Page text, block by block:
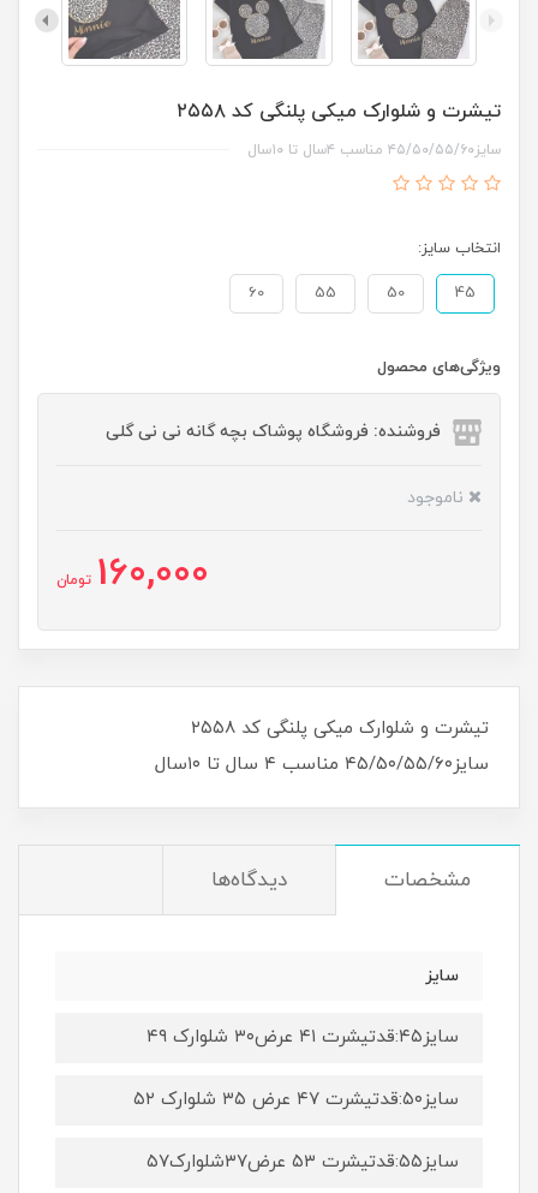
تیشرت و شلوارک میکی پلنگی کد ۲۵۵۸
سایز۴۵/۵۰/۵۵/۶۰ مناسب ۴سال تا ۱۰سال
انتخاب سایز:
45
50
55
60
ویژگی‌های محصول
فروشنده: فروشگاه پوشاک بچه گانه نی نی گلی
ناموجود
160,000 تومان
تیشرت و شلوارک میکی پلنگی کد ۲۵۵۸
سایز۴۵/۵۰/۵۵/۶۰ مناسب ۴ سال تا ۱۰سال
مشخصات دیدگاه‌ها
سایز
سایز۴۵:قدتیشرت ۴۱ عرض۳۰ شلوارک ۴۹
سایز۵۰:قدتیشرت ۴۷ عرض ۳۵ شلوارک ۵۲
سایز۵۵:قدتیشرت ۵۳ عرض۳۷شلوارک۵۷